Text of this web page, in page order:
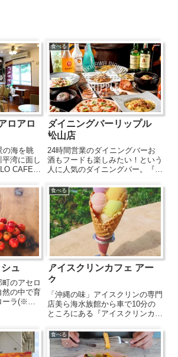
ロアロ
の海を眺
湾に面し
CAFE。
ですが、
ちろん
人気のカ
食べる
ダイニングバーリップル
松山店
24時間営業のダイニングバーお
酒もフードも楽しみたい！という
人に人気のダイニングバー。『リ
こだわりのメニューとお酒が楽し
める24時間営業のお店です。フ
ードメニューはピザやパスタ、お
肉にご飯物など洋食メニューを
中...
ュ
のアセロ
然の中で育
ラ(※ア
太陽の光
ロラは、
と呼ば
食べる
アイスクリンカフェ アー
ク
「沖縄の味」アイスクリンの専門
店美ら海水族館から車で10分の
ところにある『アイスクリンカフ
ビックアイスによるアイスクリン
専門店。木々に囲まれた小高い丘
に建つ白い洋館がなんともオシャ
食べる